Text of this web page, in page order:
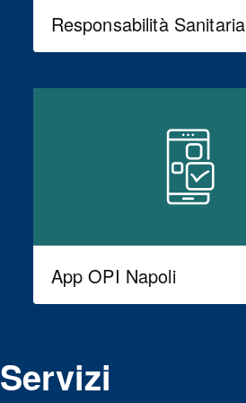
Responsabilità Sanitaria
App OPI Napoli
Servizi